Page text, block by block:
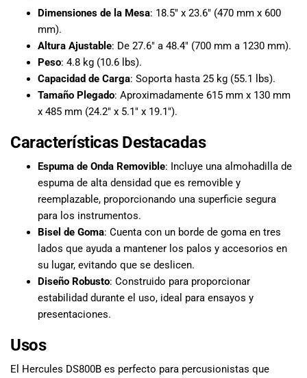
¡Descubre el
música con
Import Music
Ecuador!
Dimensiones de la Mesa: 18.5″ x 23.6″ (470 mm x 600
mm).
Altura Ajustable: De 27.6″ a 48.4″ (700 mm a 1230 mm).
Peso: 4.8 kg (10.6 lbs).
Capacidad de Carga: Soporta hasta 25 kg (55.1 lbs).
Tamaño Plegado: Aproximadamente 615 mm x 130 mm
x 485 mm (24.2″ x 5.1″ x 19.1″).
Características Destacadas
Espuma de Onda Removible: Incluye una almohadilla de
espuma de alta densidad que es removible y
reemplazable, proporcionando una superficie segura
para los instrumentos.
Bisel de Goma: Cuenta con un borde de goma en tres
lados que ayuda a mantener los palos y accesorios en
su lugar, evitando que se deslicen.
Diseño Robusto: Construido para proporcionar
estabilidad durante el uso, ideal para ensayos y
presentaciones.
Usos
El Hercules DS800B es perfecto para percusionistas que